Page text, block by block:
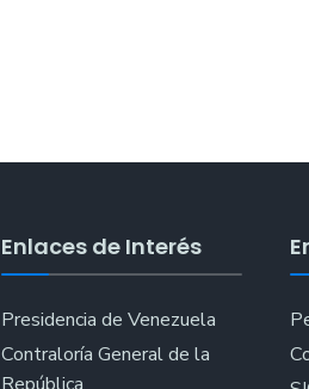
Enlaces de Interés
Presidencia de Venezuela
Contraloría General de la